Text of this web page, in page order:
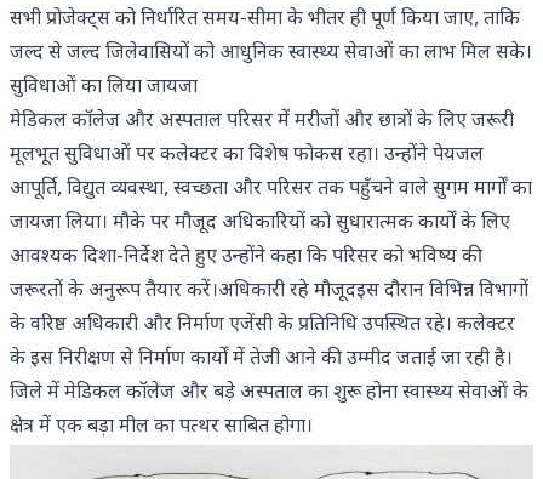
सभी प्रोजेक्ट्स को निर्धारित समय-सीमा के भीतर ही पूर्ण किया जाए, ताकि
जल्द से जल्द जिलेवासियों को आधुनिक स्वास्थ्य सेवाओं का लाभ मिल सके।
सुविधाओं का लिया जायजा
मेडिकल कॉलेज और अस्पताल परिसर में मरीजों और छात्रों के लिए जरूरी
मूलभूत सुविधाओं पर कलेक्टर का विशेष फोकस रहा। उन्होंने पेयजल
आपूर्ति, विद्युत व्यवस्था, स्वच्छता और परिसर तक पहुँचने वाले सुगम मार्गों का
जायजा लिया। मौके पर मौजूद अधिकारियों को सुधारात्मक कार्यों के लिए
आवश्यक दिशा-निर्देश देते हुए उन्होंने कहा कि परिसर को भविष्य की
जरूरतों के अनुरूप तैयार करें।अधिकारी रहे मौजूदइस दौरान विभिन्न विभागों
के वरिष्ठ अधिकारी और निर्माण एजेंसी के प्रतिनिधि उपस्थित रहे। कलेक्टर
के इस निरीक्षण से निर्माण कार्यों में तेजी आने की उम्मीद जताई जा रही है।
जिले में मेडिकल कॉलेज और बड़े अस्पताल का शुरू होना स्वास्थ्य सेवाओं के
क्षेत्र में एक बड़ा मील का पत्थर साबित होगा।